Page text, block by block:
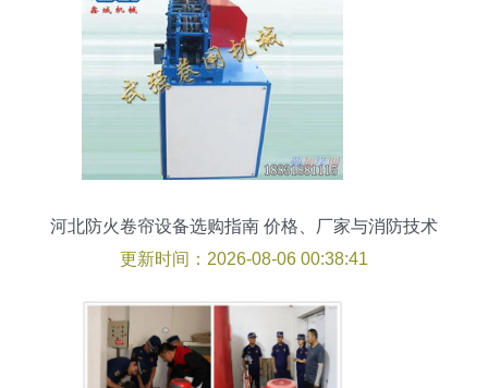
河北防火卷帘设备选购指南 价格、厂家与消防技术
解析
更新时间：2026-08-06 00:38:41